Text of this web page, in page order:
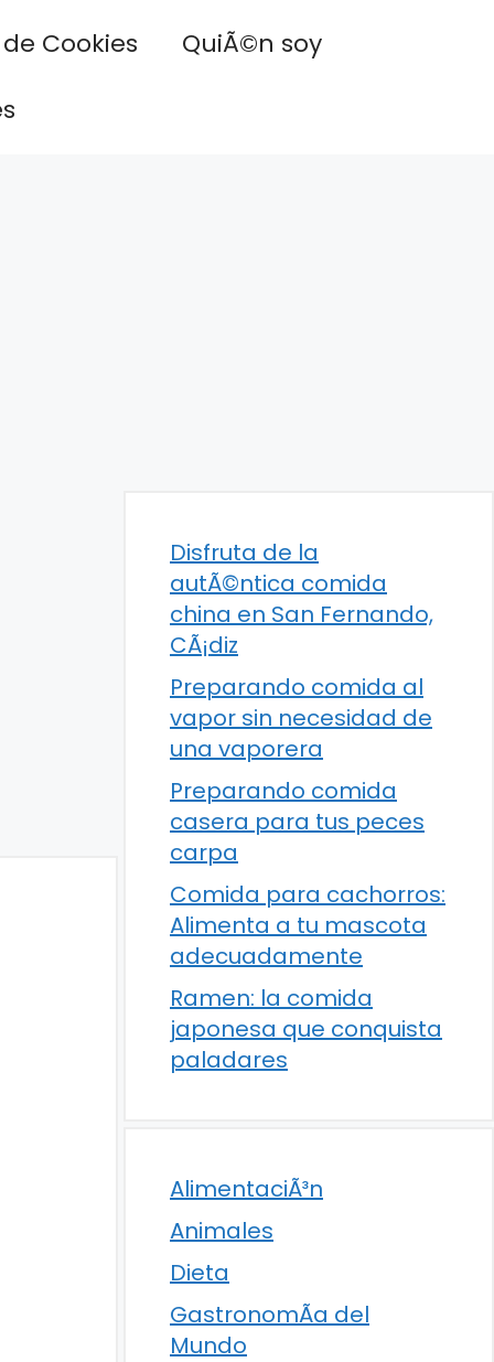
Cookies
QuiÃ©n soy
Disfruta de la
autÃ©ntica comida
china en San Fernando,
CÃ¡diz
Preparando comida al
vapor sin necesidad de
una vaporera
Preparando comida
casera para tus peces
carpa
Comida para cachorros:
Alimenta a tu mascota
adecuadamente
Ramen: la comida
japonesa que conquista
paladares
AlimentaciÃ³n
Animales
Dieta
GastronomÃ­a del
Mundo